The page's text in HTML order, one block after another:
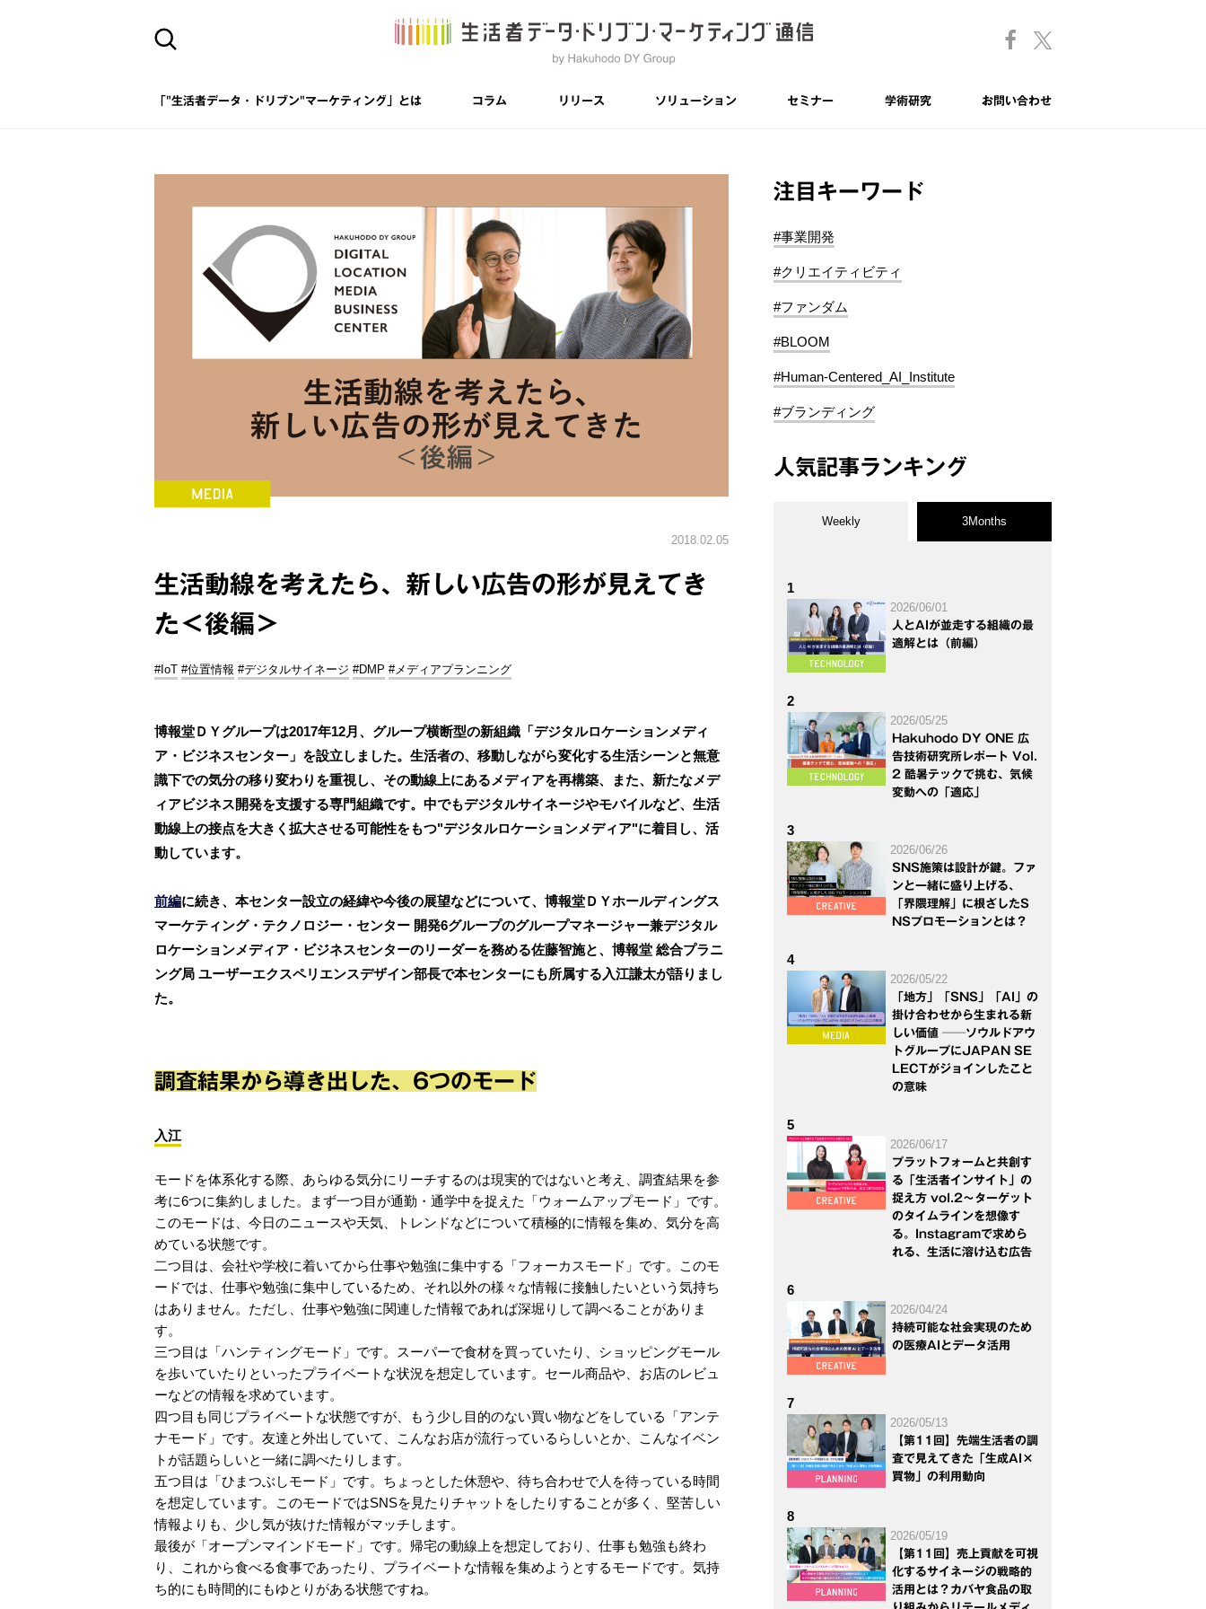
「"生活者データ・ドリブン"マーケティング」とは コラム リリース ソリューション セミナー 学術研究 お問い合わせ
2018.02.05
生活動線を考えたら、新しい広告の形が見えてき
た＜後編＞
#IoT #位置情報 #デジタルサイネージ #DMP #メディアプランニング
博報堂ＤＹグループは2017年12月、グループ横断型の新組織「デジタルロケーションメディ
ア・ビジネスセンター」を設立しました。生活者の、移動しながら変化する生活シーンと無意
識下での気分の移り変わりを重視し、その動線上にあるメディアを再構築、また、新たなメデ
ィアビジネス開発を支援する専門組織です。中でもデジタルサイネージやモバイルなど、生活
動線上の接点を大きく拡大させる可能性をもつ"デジタルロケーションメディア"に着目し、活
動しています。
前編に続き、本センター設立の経緯や今後の展望などについて、博報堂ＤＹホールディングス
マーケティング・テクノロジー・センター 開発6グループのグループマネージャー兼デジタル
ロケーションメディア・ビジネスセンターのリーダーを務める佐藤智施と、博報堂 総合プラニ
ング局 ユーザーエクスペリエンスデザイン部長で本センターにも所属する入江謙太が語りまし
た。
調査結果から導き出した、6つのモード
入江
モードを体系化する際、あらゆる気分にリーチするのは現実的ではないと考え、調査結果を参
考に6つに集約しました。まず一つ目が通勤・通学中を捉えた「ウォームアップモード」です。
このモードは、今日のニュースや天気、トレンドなどについて積極的に情報を集め、気分を高
めている状態です。
二つ目は、会社や学校に着いてから仕事や勉強に集中する「フォーカスモード」です。このモ
ードでは、仕事や勉強に集中しているため、それ以外の様々な情報に接触したいという気持ち
はありません。ただし、仕事や勉強に関連した情報であれば深堀りして調べることがありま
す。
三つ目は「ハンティングモード」です。スーパーで食材を買っていたり、ショッピングモール
を歩いていたりといったプライベートな状況を想定しています。セール商品や、お店のレビュ
ーなどの情報を求めています。
四つ目も同じプライベートな状態ですが、もう少し目的のない買い物などをしている「アンテ
ナモード」です。友達と外出していて、こんなお店が流行っているらしいとか、こんなイベン
トが話題らしいと一緒に調べたりします。
五つ目は「ひまつぶしモード」です。ちょっとした休憩や、待ち合わせで人を待っている時間
を想定しています。このモードではSNSを見たりチャットをしたりすることが多く、堅苦しい
情報よりも、少し気が抜けた情報がマッチします。
最後が「オープンマインドモード」です。帰宅の動線上を想定しており、仕事も勉強も終わ
り、これから食べる食事であったり、プライベートな情報を集めようとするモードです。気持
ち的にも時間的にもゆとりがある状態ですね。
注目キーワード
#事業開発
#クリエイティビティ
#ファンダム
#BLOOM
#Human-Centered_AI_Institute
#ブランディング
人気記事ランキング
Weekly 3Months
1
2026/06/01
人とAIが並走する組織の最
適解とは（前編）
2
2026/05/25
Hakuhodo DY ONE 広
告技術研究所レポート Vol.
2 酷暑テックで挑む、気候
変動への「適応」
3
2026/06/26
SNS施策は設計が鍵。ファ
ンと一緒に盛り上げる、
「界隈理解」に根ざしたS
NSプロモーションとは？
4
2026/05/22
「地方」「SNS」「AI」の
掛け合わせから生まれる新
しい価値 ──ソウルドアウ
トグループにJAPAN SE
LECTがジョインしたこと
の意味
5
2026/06/17
プラットフォームと共創す
る「生活者インサイト」の
捉え方 vol.2～ターゲット
のタイムラインを想像す
る。Instagramで求めら
れる、生活に溶け込む広告
6
2026/04/24
持続可能な社会実現のため
の医療AIとデータ活用
7
2026/05/13
【第11回】先端生活者の調
査で見えてきた「生成AI×
買物」の利用動向
8
2026/05/19
【第11回】売上貢献を可視
化するサイネージの戦略的
活用とは？カバヤ食品の取